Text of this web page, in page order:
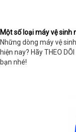
Một số loại máy vệ sinh
Những dòng máy vệ
hiện nay? Hãy THEO
bạn nhé!